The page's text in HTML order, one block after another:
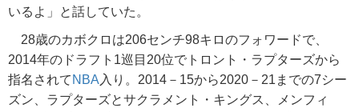
いるよ」と話していた。
28歳のカボクロは206センチ98キロのフォワードで、
2014年のドラフト1巡目20位でトロント・ラプターズから
指名されて NBA 入り。2014－15から2020－21までの7シー
ズン、ラプターズとサクラメント・キングス、メンフィ